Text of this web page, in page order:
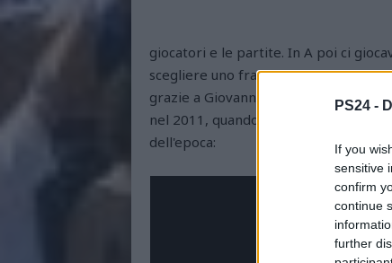
PS24 -
If you
sensitive
confirm
continue
further
giocatori e le partite. In A poi ci
scegliere uno fra lui, Maradona e
grazie a Giovanni Galeone, un
nel 2011, quando ancora giocava, ai
dell'epoca: